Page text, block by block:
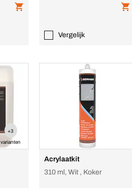
Vergelijk
+3
varianten
Acrylaatkit
310 ml, Wit , Koker